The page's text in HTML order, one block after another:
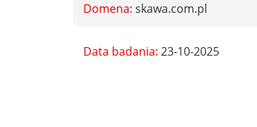
Domena: skawa.com.pl
Data badania: 23-10-2025